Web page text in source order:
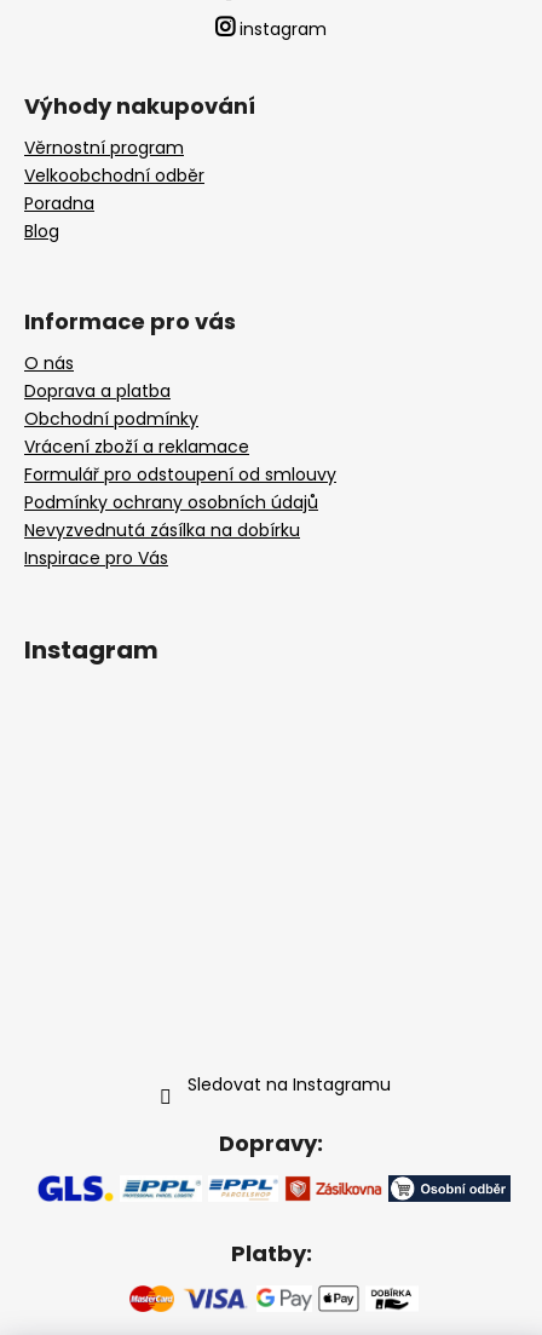
instagram
Výhody nakupování
Věrnostní program
Velkoobchodní odběr
Poradna
Blog
Informace pro vás
O nás
Doprava a platba
Obchodní podmínky
Vrácení zboží a reklamace
Formulář pro odstoupení od smlouvy
Podmínky ochrany osobních údajů
Nevyzvednutá zásílka na dobírku
Inspirace pro Vás
Instagram
Sledovat na Instagramu
Dopravy:
Platby: